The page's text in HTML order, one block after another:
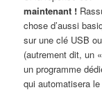
maintenant !
chose d’aussi
sur une clé USB
(autrement dit, un
un programme
qui automatisera